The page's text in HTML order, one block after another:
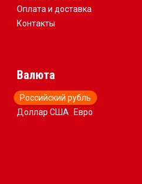
Оплата и доставка
Контакты
Валюта
Российский рубль
Доллар США
Евро